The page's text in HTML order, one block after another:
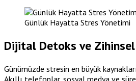
Günlük Hayatta Stres Yönetimi
Dijital Detoks ve
Günümüzde stresin en büyük